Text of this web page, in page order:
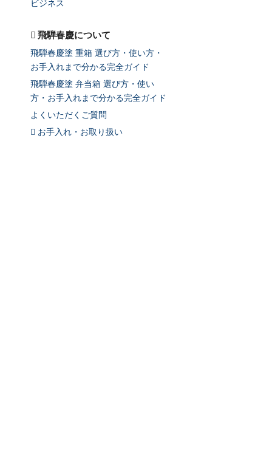
ビジネス
飛騨春慶について
飛騨春慶塗 重箱 選び方・使い方・
お手入れまで分かる完全ガイド
飛騨春慶塗 弁当箱 選び方・使い
方・お手入れまで分かる完全ガイド
よくいただくご質問
お手入れ・お取り扱い